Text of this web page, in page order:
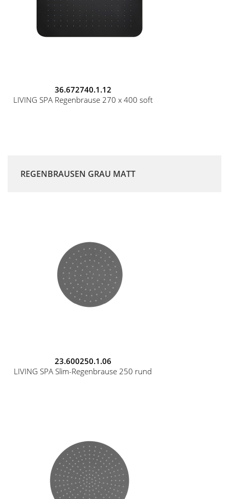
36.672740.1.12
LIVING SPA Regenbrause 270 x 400 soft
REGENBRAUSEN GRAU MATT
23.600250.1.06
LIVING SPA Slim-Regenbrause 250 rund